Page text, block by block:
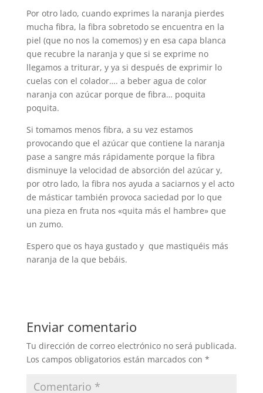
Por otro lado, cuando exprimes la naranja pierdes
mucha fibra, la fibra sobretodo se encuentra en la
piel (que no nos la comemos) y en esa capa blanca
que recubre la naranja y que si se exprime no
llegamos a triturar, y ya si después de exprimir lo
cuelas con el colador…. a beber agua de color
naranja con azúcar porque de fibra… poquita
poquita.
Si tomamos menos fibra, a su vez estamos
provocando que el azúcar que contiene la naranja
pase a sangre más rápidamente porque la fibra
disminuye la velocidad de absorción del azúcar y,
por otro lado, la fibra nos ayuda a saciarnos y el acto
de másticar también provoca saciedad por lo que
una pieza en fruta nos «quita más el hambre» que
un zumo.
Espero que os haya gustado y que mastiquéis más
naranja de la que bebáis.
Enviar comentario
Tu dirección de correo electrónico no será publicada.
Los campos obligatorios están marcados con *